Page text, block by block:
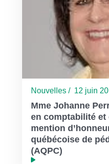
Nouvelles / 12 juin
Mme Johanne
en comptabilité
mention
québécoise de
(AQPC)